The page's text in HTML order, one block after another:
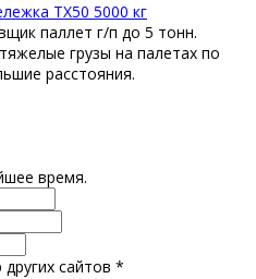
TX50 5000 кг
паллет г/п до 5 тонн.
грузы на палетах по
расстояния.
время.
сайтов *